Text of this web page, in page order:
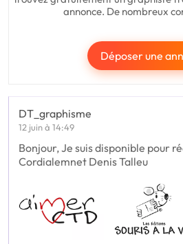
annonce. De nombreux
Déposer une
DT_graphisme
12 juin à 14:49
Bonjour, Je suis disponible pour
Cordialemnet Denis Talleu